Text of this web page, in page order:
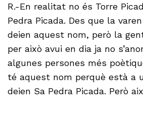
R.-En realitat no és Torre
Pedra Picada. Des que la
deien aquest nom, però la
per això avui en dia ja no
algunes persones més
té aquest nom perquè està a
deien Sa Pedra Picada. Però